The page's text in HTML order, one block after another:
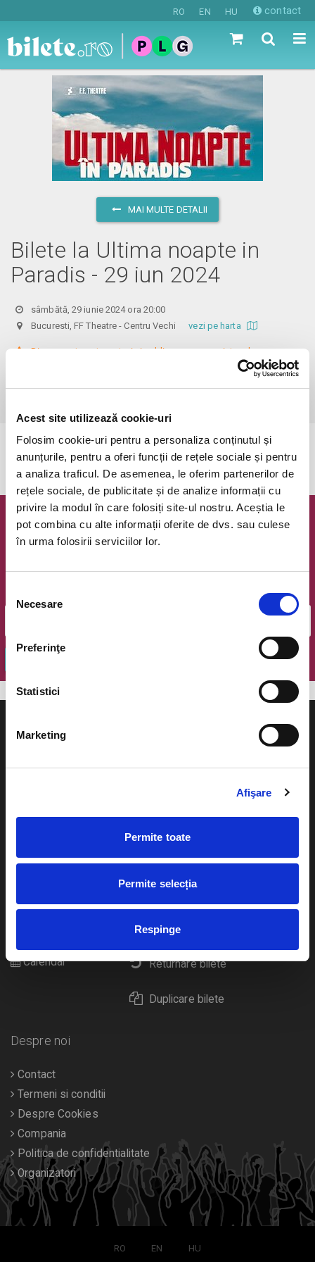
Acest site utilizează cookie-uri
Folosim cookie-uri pentru a personaliza conținutul și
anunțurile, pentru a oferi funcții de rețele sociale și pentru
a analiza traficul. De asemenea, le oferim partenerilor de
rețele sociale, de publicitate și de analize informații cu
privire la modul în care folosiți site-ul nostru. Aceștia le
pot combina cu alte informații oferite de dvs. sau culese
în urma folosirii serviciilor lor.
consimțământului
Necesare
Preferinţe
Statistici
Marketing
Afişare
Permite toate
Permite selecția
Respinge
RO EN HU contact
MAI MULTE DETALII
Bilete la Ultima noapte in
Paradis - 29 iun 2024
sâmbătă, 29 iunie 2024 ora 20:00
Bucuresti, FF Theatre - Centru Vechivezi pe harta
Din respect pentru actori si public avem rugamintea de a va
prezenta cu cel putin 30 de minute inainte de inceperea spectacolului.
Evenimentul a expirat.
Newsletter @ Bilete.ro
evenimente.
Plata online sau cash
eBilet printat acasa
Livrare prin curier
Returnare bilete
Duplicare bilete
Teatru
festivaluri
Cultura
Calendar
Despre noi
Contact
Termeni si conditii
Despre Cookies
Compania
Politica de confidentialitate
Organizatori
RO EN HU